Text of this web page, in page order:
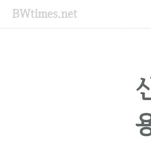
BWtimes.net